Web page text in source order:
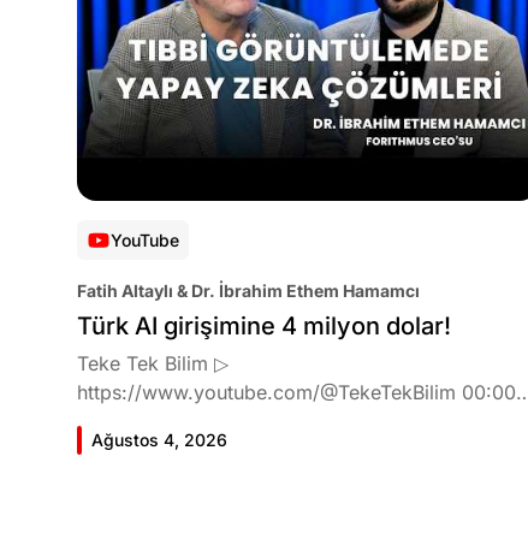
YouTube
Fatih Altaylı & Dr. İbrahim Ethem Hamamcı
Türk AI girişimine 4 milyon dolar!
Teke Tek Bilim ▷
https://www.youtube.com/@TekeTekBilim 00:00
Giriş 01:51 İbrahim Ethem Hamamcı kimdir ve
akademik çalışmaları neler? 10:54 Kendi şirketlerini
Ağustos 4, 2026